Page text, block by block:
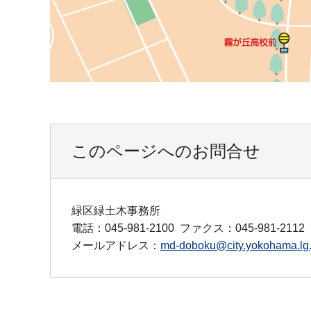
このページへのお問合せ
緑区緑土木事務所
電話：045-981-2100 ファクス：045-981-2112
メールアドレス： md-